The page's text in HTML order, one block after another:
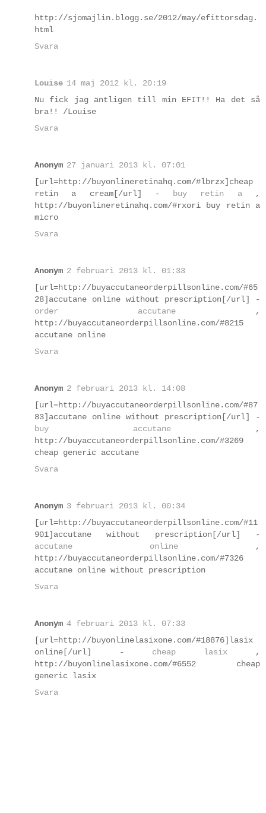
http://sjomajlin.blogg.se/2012/may/efittorsdag.
html
Svara
Louise 14 maj 2012 kl. 20:19
Nu fick jag äntligen till min EFIT!! Ha det så
bra!! /Louise
Svara
Anonym 27 januari 2013 kl. 07:01
[url=http://buyonlineretinahq.com/#lbrzx]cheap
retin a cream[/url] -
buy retin a,
http://buyonlineretinahq.com/#rxori buy retin a
micro
Svara
Anonym 2 februari 2013 kl. 01:33
[url=http://buyaccutaneorderpillsonline.com/#65
28]accutane online without prescription[/url] -
order accutane ,
http://buyaccutaneorderpillsonline.com/#8215
accutane online
Svara
Anonym 2 februari 2013 kl. 14:08
[url=http://buyaccutaneorderpillsonline.com/#87
83]accutane online without prescription[/url] -
buy accutane ,
http://buyaccutaneorderpillsonline.com/#3269
cheap generic accutane
Svara
Anonym 3 februari 2013 kl. 00:34
[url=http://buyaccutaneorderpillsonline.com/#11
901]accutane without prescription[/url] -
accutane online ,
http://buyaccutaneorderpillsonline.com/#7326
accutane online without prescription
Svara
Anonym 4 februari 2013 kl. 07:33
[url=http://buyonlinelasixone.com/#18876]lasix
online[/url] - cheap lasix ,
http://buyonlinelasixone.com/#6552 cheap
generic lasix
Svara